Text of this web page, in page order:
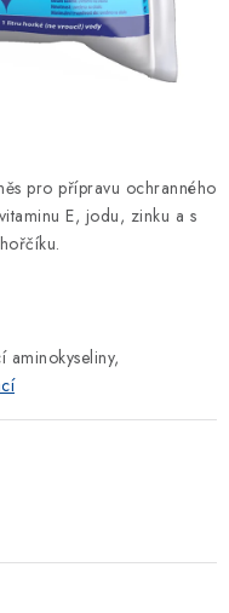
pro přípravu ochranného
E, jodu, zinku a s
aminokyseliny,